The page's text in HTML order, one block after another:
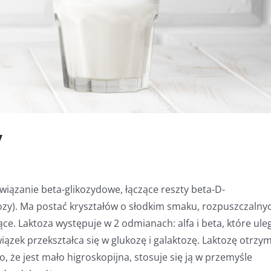
beta-glikozydowe, łączące reszty beta-D-
Ma postać kryształów o słodkim smaku,
Laktoza występuje w 2 odmianach: alfa i beta, które
przekształca się w glukozę i galaktozę. Laktozę
że jest mało higroskopijna, stosuje się ją w przemyśle